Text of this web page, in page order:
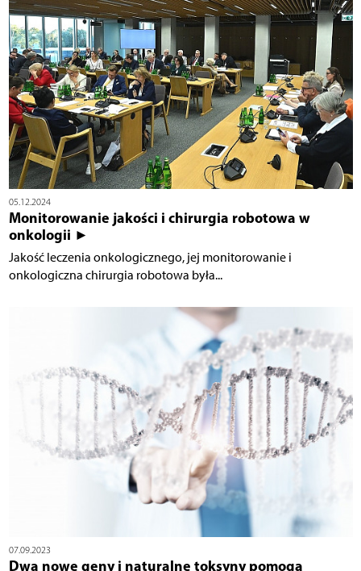
05.12.2024
Monitorowanie jakości i chirurgia robotowa w
onkologii ►
Jakość leczenia onkologicznego, jej monitorowanie i
onkologiczna chirurgia robotowa była...
07.09.2023
Dwa nowe geny i naturalne toksyny pomogą